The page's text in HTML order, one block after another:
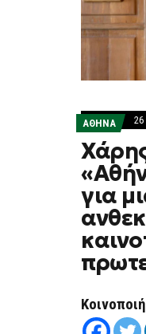
ΑΘΗΝΑ
για